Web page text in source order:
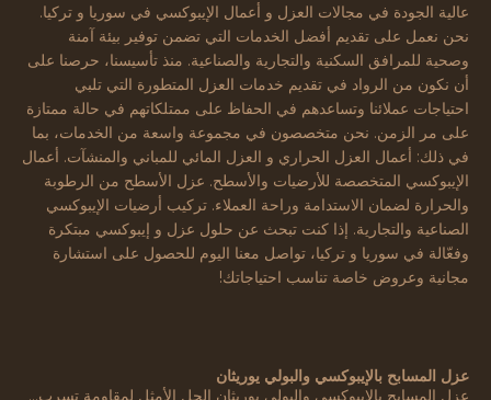
عالية الجودة في مجالات العزل و أعمال الإيبوكسي في سوريا و تركيا.
نحن نعمل على تقديم أفضل الخدمات التي تضمن توفير بيئة آمنة
وصحية للمرافق السكنية والتجارية والصناعية. منذ تأسيسنا، حرصنا على
أن نكون من الرواد في تقديم خدمات العزل المتطورة التي تلبي
احتياجات عملائنا وتساعدهم في الحفاظ على ممتلكاتهم في حالة ممتازة
على مر الزمن. نحن متخصصون في مجموعة واسعة من الخدمات، بما
في ذلك: أعمال العزل الحراري و العزل المائي للمباني والمنشآت. أعمال
الإيبوكسي المتخصصة للأرضيات والأسطح. عزل الأسطح من الرطوبة
والحرارة لضمان الاستدامة وراحة العملاء. تركيب أرضيات الإيبوكسي
الصناعية والتجارية. إذا كنت تبحث عن حلول عزل و إيبوكسي مبتكرة
وفعّالة في سوريا و تركيا، تواصل معنا اليوم للحصول على استشارة
مجانية وعروض خاصة تناسب احتياجاتك!
عزل المسابح بالإيبوكسي والبولي يوريثان